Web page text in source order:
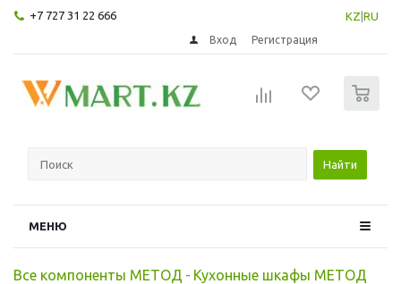
+7 727 31 22 666 KZ RU
Вход Регистрация
Найти
МЕНЮ
Все компоненты МЕТОД - Кухонные шкафы МЕТОД